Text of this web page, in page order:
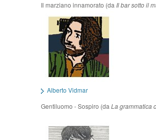
Il marziano innamorato (da Il bar sotto il
Alberto Vidmar
Gentiluomo - Sospiro (da La grammatica